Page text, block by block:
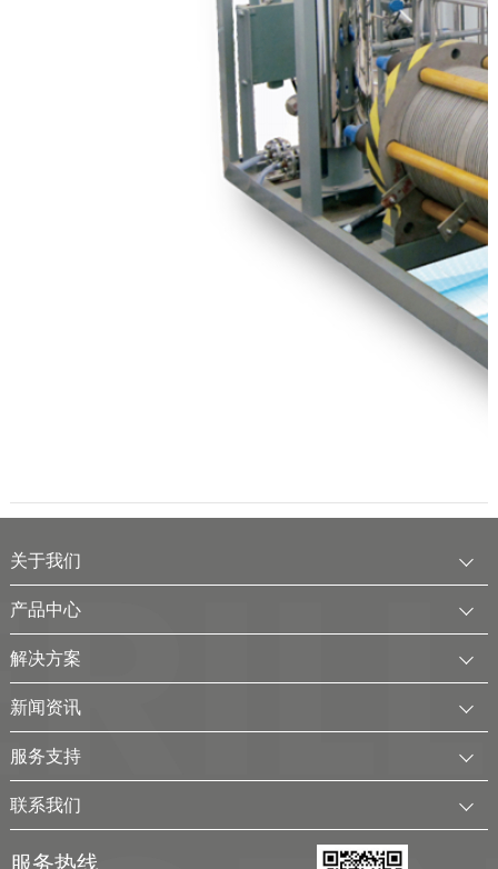
关于我们
公司简介
发展历程
服务全球
考克利尔集团
产品中心
中压水电解制氢装置
氢气干燥装置
氢气回收净化装置
移动式（箱式）制氢站
解决方案
可再生电解水制氢解决方案
工业用氢解决方案
弃（余）电离网制氢解决方案
新闻资讯
企业动态
行业新闻
展会及活动
服务支持
客户服务
联系我们
联系方式
服务热线